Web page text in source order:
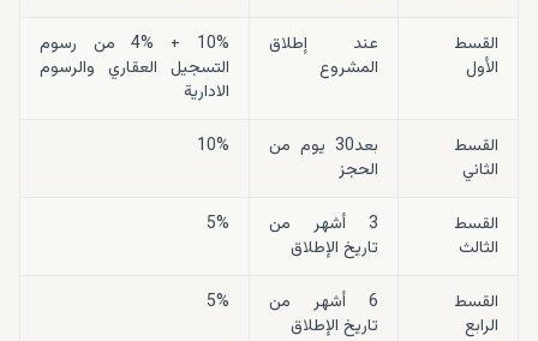
القسط
الأول
عند إطلاق
المشروع
10% + 4% من رسوم
التسجيل العقاري والرسوم
الادارية
القسط
الثاني
بعد30 يوم من
الحجز
10%
القسط
الثالث
3 أشهر من
تاريخ الإطلاق
5%
القسط
الرابع
6 أشهر من
تاريخ الإطلاق
5%